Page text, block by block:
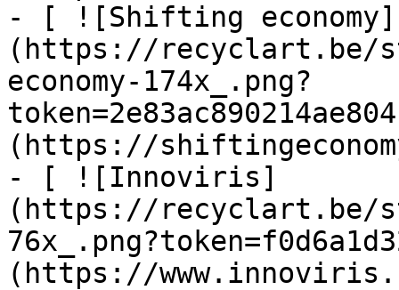
- [ ![Shifting economy]
(https://recyclart.be/
economy-174x_.png?
(https://
- [ ![Innoviris]
(https://recyclart.be/
(https://